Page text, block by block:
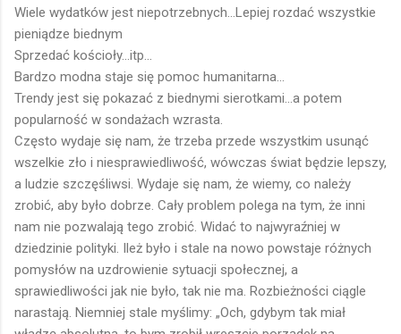
Wiele wydatków jest niepotrzebnych...Lepiej rozdać wszystkie
pieniądze biednym
Sprzedać kościoły...itp...
Bardzo modna staje się pomoc humanitarna...
Trendy jest się pokazać z biednymi sierotkami...a potem
popularność w sondażach wzrasta.
Często wydaje się nam, że trzeba przede wszystkim usunąć
wszelkie zło i niesprawiedliwość, wówczas świat będzie lepszy,
a ludzie szczęśliwsi. Wydaje się nam, że wiemy, co należy
zrobić, aby było dobrze. Cały problem polega na tym, że inni
nam nie pozwalają tego zrobić. Widać to najwyraźniej w
dziedzinie polityki. Ileż było i stale na nowo powstaje różnych
pomysłów na uzdrowienie sytuacji społecznej, a
sprawiedliwości jak nie było, tak nie ma. Rozbieżności ciągle
narastają. Niemniej stale myślimy: „Och, gdybym tak miał